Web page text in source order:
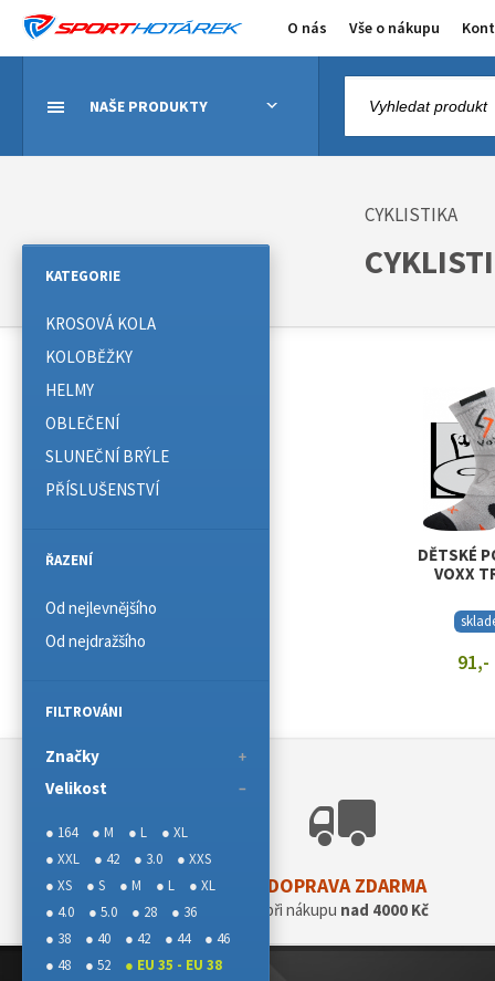
O nás Vše o nákupu
NAŠE PRODUKTY
CYKLISTIKA
DĚTSKÉ
VOXX
91,-
DOPRAVA ZDARMA
při nákupu nad 4000 Kč
KATEGORIE
KROSOVÁ KOLA
KOLOBĚŽKY
HELMY
OBLEČENÍ
SLUNEČNÍ BRÝLE
PŘÍSLUŠENSTVÍ
ŘAZENÍ
Od nejlevnějšího
Od nejdražšího
FILTROVÁNI
Značky
Velikost
● 164 ● M ● L
● XL
● XXL
● 42 ● 3.0
● XXS
● XS
● S ● M ● L
● XL
● 4.0
● 5.0 ● 28
● 36
● 38
● 40 ● 42 ● 44
● 46
● 48
● 52
● EU 35 - EU 38